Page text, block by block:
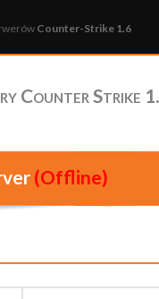
Counter-Strike 1.6
Counter Strike
(Offline)